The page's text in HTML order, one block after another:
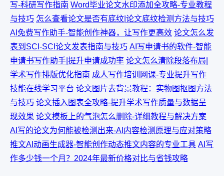
写-科研写作指南 Word毕业论文水印添加全攻略-专业教程
与技巧 怎么查看论文是否有底纹|论文底纹检测方法与技巧
AI免费写作助手-智能创作神器，让写作更高效 论文怎么发
表到SCI-SCI论文发表指南与技巧 AI写申请书的软件-智能
申请书写作助手|提升申请成功率 论文怎么清除段落布局|
学术写作排版优化指南 成人写作培训网课-专业提升写作
技能在线学习平台 论文图片去背景教程：实物图抠图方法
与技巧 论文插入图表全攻略-提升学术写作质量与数据呈
现效果 论文模板上的气泡怎么删除-详细教程与解决方案
AI写的论文为何能被检测出来-AI内容检测原理与应对策略
推文AI动画生成器-智能创作动态推文内容的专业工具 AI写
作多少钱一个月？2024年最新价格对比与省钱攻略